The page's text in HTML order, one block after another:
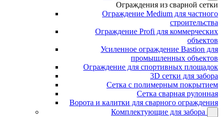
Ограждения из сварной сетки
Ограждение Medium для частного
строительства
Ограждение Profi для коммерческих
объектов
Усиленное ограждение Bastion для
промышленных объектов
Ограждение для спортивных площадок
3D сетки для забора
Сетка с полимерным покрытием
Сетка сварная рулонная
Ворота и калитки для сварного ограждения
Комплектующие для забора